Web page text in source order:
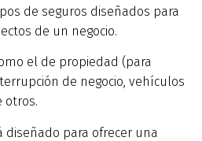
de seguros diseñados para
de un negocio.
el de propiedad (para
de negocio, vehículos
otros.
diseñado para ofrecer una